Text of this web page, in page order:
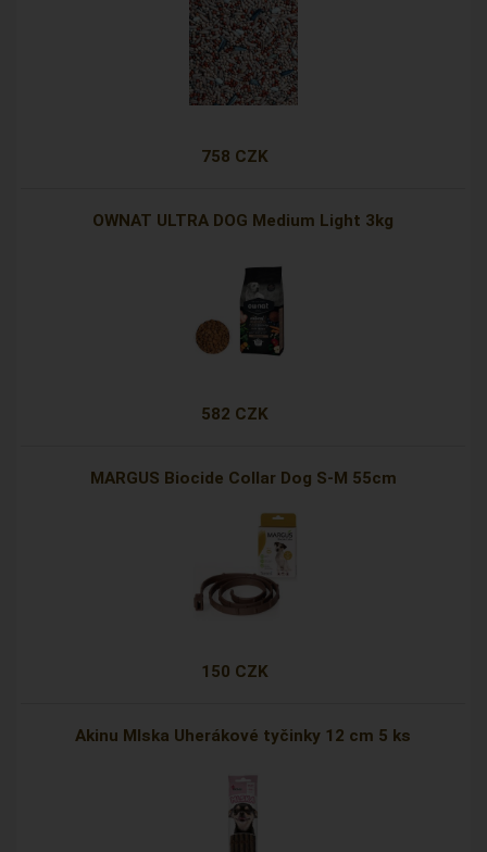
758 CZK
OWNAT ULTRA DOG Medium Light 3kg
582 CZK
MARGUS Biocide Collar Dog S-M 55cm
150 CZK
Akinu Mlska Uherákové tyčinky 12 cm 5 ks